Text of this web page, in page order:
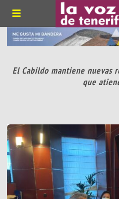
El Cabildo mantiene nuevas
que